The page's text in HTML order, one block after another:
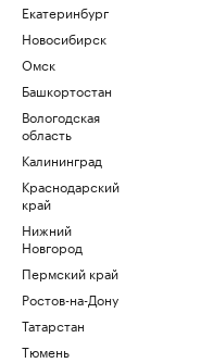
Екатеринбург
Новосибирск
Омск
Башкортостан
Вологодская
область
Калининград
Краснодарский
край
Нижний
Новгород
Пермский край
Ростов-на-Дону
Татарстан
Тюмень